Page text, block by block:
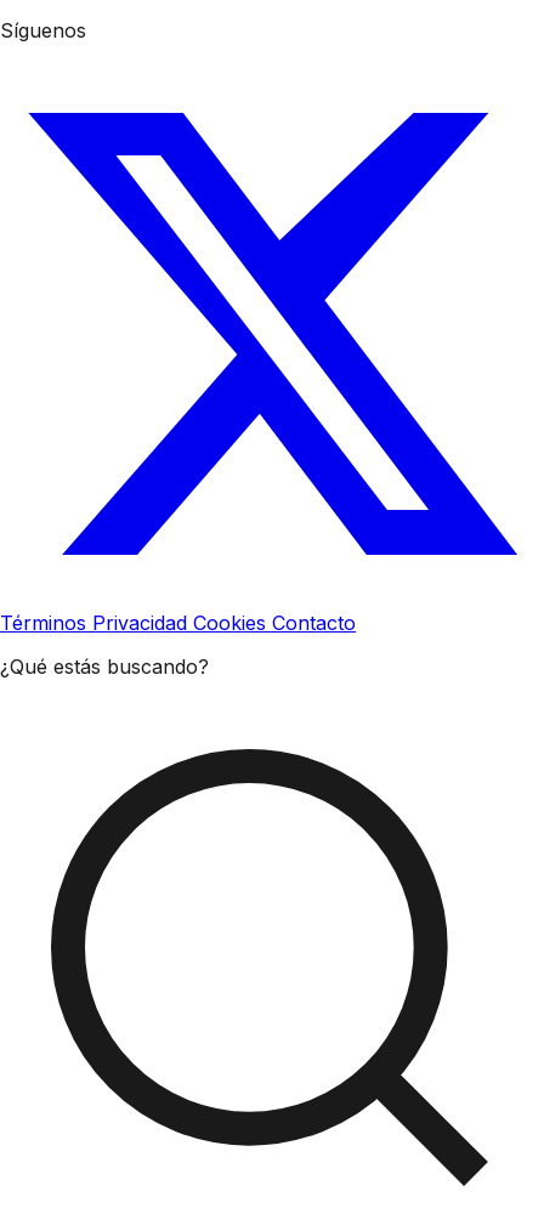
Síguenos
Términos Privacidad Cookies Contacto
¿Qué estás buscando?